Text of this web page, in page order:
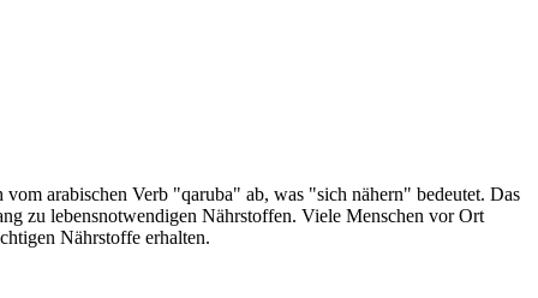
arabischen Verb "qaruba" ab, was "sich nähern" bedeutet. Das
zu lebensnotwendigen Nährstoffen. Viele Menschen vor Ort
Nährstoffe erhalten.